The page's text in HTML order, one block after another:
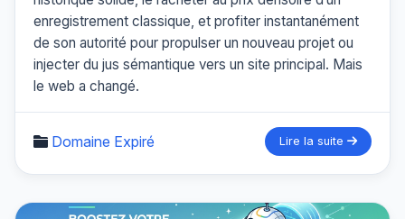
enregistrement classique, et profiter instantanément
de son autorité pour propulser un nouveau projet ou
injecter du jus sémantique vers un site principal. Mais
le web a changé.
Domaine Expiré Lire la suite